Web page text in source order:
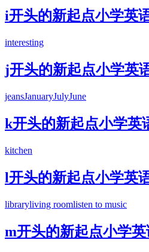
i开头的新起点小学英
interesting
j开头的新起点小学英
jeansJanuaryJulyJune
k开头的新起点小学英
kitchen
l开头的新起点小学英
libraryliving roomlisten to music
m开头的新起点小学